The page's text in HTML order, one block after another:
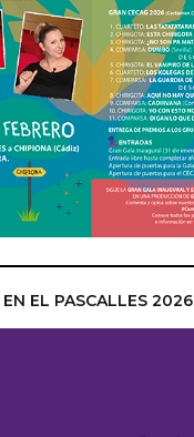
EL PASCALLES 2026